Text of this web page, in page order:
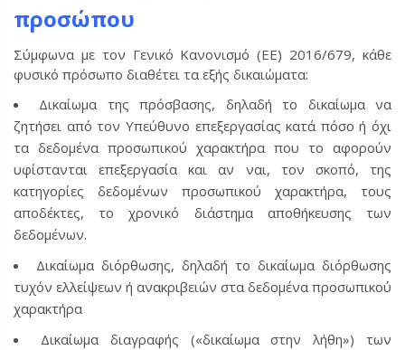
προσώπου
Σύμφωνα με τον Γενικό Κανονισμό (ΕΕ) 2016/679, κάθε
φυσικό πρόσωπο διαθέτει τα εξής δικαιώματα:
Δικαίωμα της πρόσβασης, δηλαδή το δικαίωμα να
ζητήσει από τον Υπεύθυνο επεξεργασίας κατά πόσο ή όχι
τα δεδομένα προσωπικού χαρακτήρα που το αφορούν
υφίστανται επεξεργασία και αν ναι, τον σκοπό, της
κατηγορίες δεδομένων προσωπικού χαρακτήρα, τους
αποδέκτες, το χρονικό διάστημα αποθήκευσης των
δεδομένων.
Δικαίωμα διόρθωσης, δηλαδή το δικαίωμα διόρθωσης
τυχόν ελλείψεων ή ανακριβειών στα δεδομένα προσωπικού
χαρακτήρα
Δικαίωμα διαγραφής («δικαίωμα στην λήθη») των